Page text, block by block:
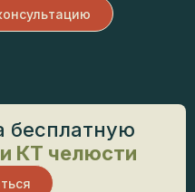
бесплатную
КТ челюсти